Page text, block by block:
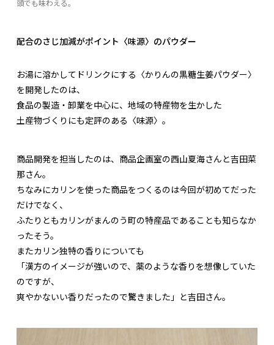
頭でも味わえる。
配合のさじ加減がポイント〈味源〉のパウダー
お湯に溶かしてドリンクにする〈かりんの黒糖生姜パウダー〉
を開発したのは、
食品の製造・卸業を中心に、地域の特産物を生かした
土産物づくりにも定評のある〈味源〉。
商品開発を担当したのは、商品企画室の西山夏海さんと吉田菜
那さん。
ちなみにカリンを使った商品をつくるのは今回が初めてだった
だけでなく、
ふたりともカリンがまんのう町の特産品であることも知らなか
ったそう。
またカリン独特の香りについても
「漢方のイメージが強いので、薬のような香りを想像していた
のですが、
爽やかないい香りだったので驚きました」と吉田さん。